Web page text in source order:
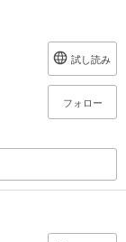
試し読み
フォロー